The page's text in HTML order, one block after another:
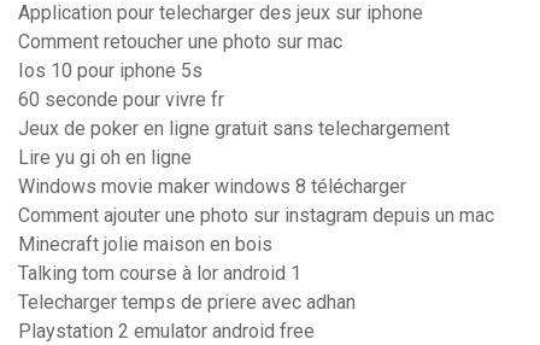
Application pour telecharger des jeux sur iphone
Comment retoucher une photo sur mac
Ios 10 pour iphone 5s
60 seconde pour vivre fr
Jeux de poker en ligne gratuit sans telechargement
Lire yu gi oh en ligne
Windows movie maker windows 8 télécharger
Comment ajouter une photo sur instagram depuis un mac
Minecraft jolie maison en bois
Talking tom course à lor android 1
Telecharger temps de priere avec adhan
Playstation 2 emulator android free